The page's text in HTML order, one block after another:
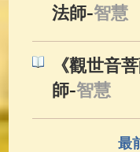
法師-智慧
《觀世音
師-智慧
最